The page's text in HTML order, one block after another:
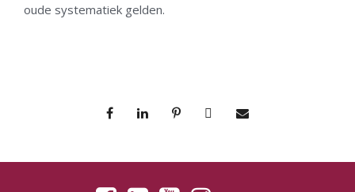
oude systematiek gelden.